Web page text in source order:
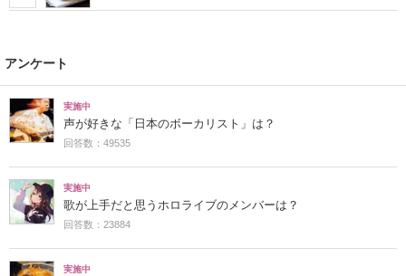
アンケート
実施中
声が好きな「日本のボーカリスト」は？
回答数：49535
実施中
歌が上手だと思うホロライブのメンバーは？
回答数：23884
実施中